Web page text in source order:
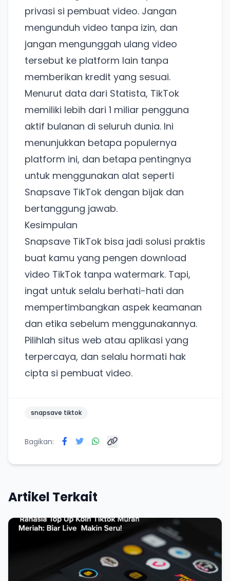
privasi si pembuat video. Jangan
mengunduh video tanpa izin, dan
jangan mengunggah ulang video
tersebut ke platform lain tanpa
memberikan kredit yang sesuai.
Menurut data dari Statista, TikTok
memiliki lebih dari 1 miliar pengguna
aktif bulanan di seluruh dunia. Ini
menunjukkan betapa populernya
platform ini, dan betapa pentingnya
untuk menggunakan alat seperti
Snapsave TikTok dengan bijak dan
bertanggung jawab.
Kesimpulan
Snapsave TikTok bisa jadi solusi praktis
buat kamu yang pengen download
video TikTok tanpa watermark. Tapi,
ingat untuk selalu berhati-hati dan
mempertimbangkan aspek keamanan
dan etika sebelum menggunakannya.
Pilihlah situs web atau aplikasi yang
terpercaya, dan selalu hormati hak
cipta si pembuat video.
snapsave tiktok
Bagikan:
Artikel Terkait
Ada Website Baru!
Khusus untuk kamu yang mau coba
Punya website SMM baru nih! Coba BulkFame
untuk pengalaman lebih baik.
Tanpa daftar ulang, gratis dicoba. Kamu tetap bisa
pakai Zona Sosmed kapan saja.
Lain kali saja